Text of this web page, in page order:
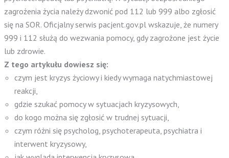
zagrożenia życia należy dzwonić pod 112 lub 999 albo zgłosić
się na SOR. Oficjalny serwis pacjent.gov.pl wskazuje, że numery
999 i 112 służą do wezwania pomocy, gdy zagrożone jest życie
lub zdrowie.
Z tego artykułu dowiesz się:
czym jest kryzys życiowy i kiedy wymaga natychmiastowej
reakcji,
gdzie szukać pomocy w sytuacjach kryzysowych,
do kogo można się zgłosić w trudnej sytuacji,
czym różni się psycholog, psychoterapeuta, psychiatra i
interwent kryzysowy,